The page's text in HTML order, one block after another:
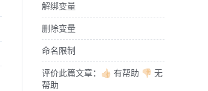
解绑变量
删除变量
命名限制
评价此篇文章：👍🏻 有帮助 👎🏻 无
帮助